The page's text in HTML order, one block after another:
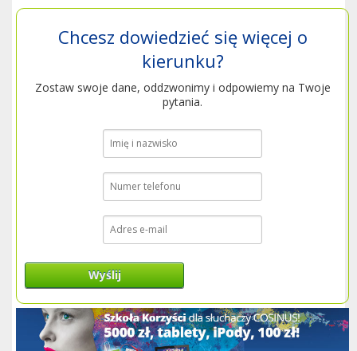
Chcesz dowiedzieć się więcej o
kierunku?
Zostaw swoje dane, oddzwonimy i odpowiemy na Twoje
pytania.
Wyślij